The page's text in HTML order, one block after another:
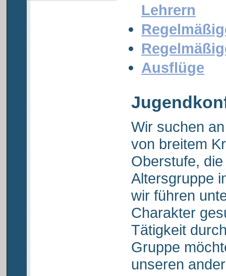
Lehrern
Ausflüge
Wir suchen
von breitem
Oberstufe,
Altersgruppe
wir führen
Charakter
Tätigkeit
Gruppe
unseren